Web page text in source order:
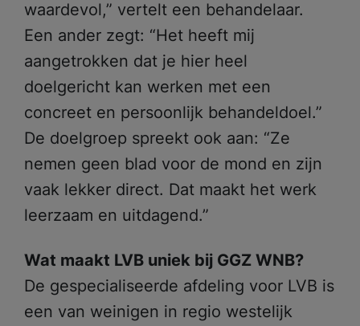
waardevol,” vertelt een behandelaar.
Een ander zegt: “Het heeft mij
aangetrokken dat je hier heel
doelgericht kan werken met een
concreet en persoonlijk behandeldoel.”
De doelgroep spreekt ook aan: “Ze
nemen geen blad voor de mond en zijn
vaak lekker direct. Dat maakt het werk
leerzaam en uitdagend.”
Wat maakt LVB uniek bij GGZ WNB?
De gespecialiseerde afdeling voor LVB is
een van weinigen in regio westelijk